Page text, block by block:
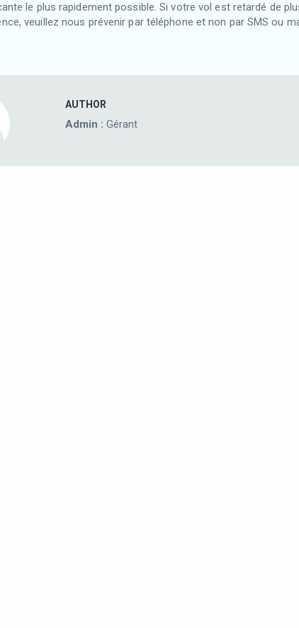
le plus rapidement possible. Si votre vol est retardé de
veuillez nous prévenir par téléphone et non par SMS ou
AUTHOR
Admin : Gérant